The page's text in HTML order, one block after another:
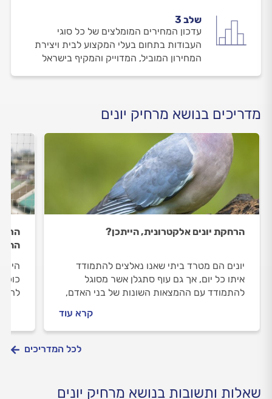
שלב 3
עדכון המחירים המומלצים של כל סוגי
העבודות בתחום בעלי המקצוע לבית ויצירת
המחירון המוביל, המדוייק והמקיף בישראל
מדריכים בנושא מרחיק יונים
הרחקת יונים אלקטרונית, הייתכן?
יונים הם מטרד ביתי שאנו נאלצים להתמודד
איתו כל יום, אך גם עוף סתגלן אשר מסוגל
להתמודד עם ההמצאות השונות של בני האדם,
למיניהם. האם השיטה החדשה של הרחקת יונים
אלקטרונית עדיפה על פני האחרות, או שהטבע
קרא עוד
לכל המדריכים
שאלות ותשובות בנושא מרחיק יונים